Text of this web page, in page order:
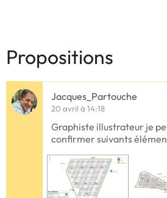
Propositions
Jacques_Partouche
20 avril à 14:18
Graphiste illustrateur je
confirmer suivants